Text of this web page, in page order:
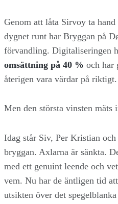
Genom att låta Sirvoy ta
dygnet runt har Bryggan på
förvandling. Digitaliseringen
omsättning på 40 % och har
återigen vara värdar på riktigt.
Men den största vinsten mäts
Idag står Siv, Per Kristian
bryggan. Axlarna är sänkta.
med ett genuint leende och
vem. Nu har de äntligen tid
utsikten över det